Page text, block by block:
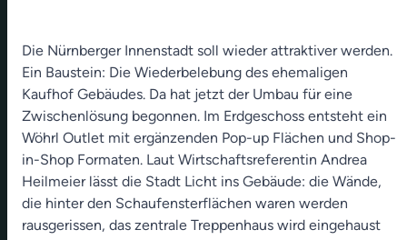
Die Nürnberger Innenstadt soll wieder attraktiver werden.
Ein Baustein: Die Wiederbelebung des ehemaligen
Kaufhof Gebäudes. Da hat jetzt der Umbau für eine
Zwischenlösung begonnen. Im Erdgeschoss entsteht ein
Wöhrl Outlet mit ergänzenden Pop-up Flächen und Shop-
in-Shop Formaten. Laut Wirtschaftsreferentin Andrea
Heilmeier lässt die Stadt Licht ins Gebäude: die Wände,
die hinter den Schaufensterflächen waren werden
rausgerissen, das zentrale Treppenhaus wird eingehaust